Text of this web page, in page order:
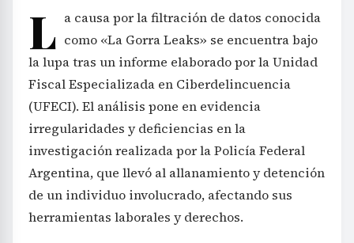
L a causa por la filtración de datos conocida
como «La Gorra Leaks» se encuentra bajo
la lupa tras un informe elaborado por la Unidad
Fiscal Especializada en Ciberdelincuencia
(UFECI). El análisis pone en evidencia
irregularidades y deficiencias en la
investigación realizada por la Policía Federal
Argentina, que llevó al allanamiento y detención
de un individuo involucrado, afectando sus
herramientas laborales y derechos.